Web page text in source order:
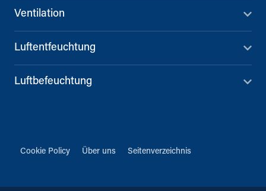
Ventilation
Luftentfeuchtung
Luftbefeuchtung
Cookie Policy Über uns Seitenverzeichnis